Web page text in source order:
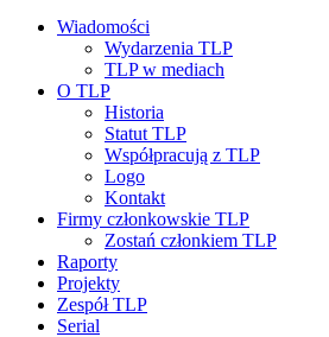
Wiadomości
Wydarzenia TLP
TLP w mediach
O TLP
Historia
Statut TLP
Współpracują z TLP
Logo
Kontakt
Firmy członkowskie TLP
Zostań członkiem TLP
Raporty
Projekty
Zespół TLP
Serial